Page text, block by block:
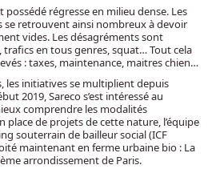
régresse en milieu dense. Les
se retrouvent ainsi nombreux à devoir
vides. Les désagréments sont
en tous genres, squat… Tout cela
: taxes, maintenance, maitres chien…
les initiatives se multiplient depuis
2019, Sareco s’est intéressé au
comprendre les modalités
place de projets de cette nature, l’équipe
souterrain de bailleur social (ICF
maintenant en ferme urbaine bio : La
arrondissement de Paris.